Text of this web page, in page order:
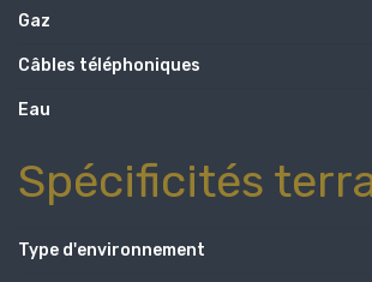
Gaz
Câbles téléphoniques
Eau
Spécificités
Type d'environnement